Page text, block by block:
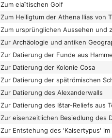
Zum elaïtischen Golf
Zur Datierung der Kolonie Cosa
Zur Datierung des Alexanderwalls